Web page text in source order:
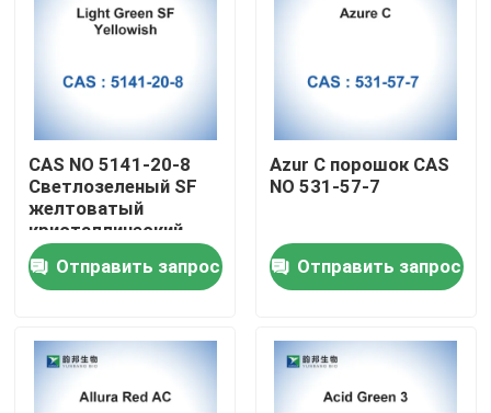
Дом
О нас
CAS NO 5141-20-8
Светлозеленый SF
желтоватый
кристаллический
порошок
Отправить запрос
Azur C порошок CAS
NO 531-57-7
Отправить запрос